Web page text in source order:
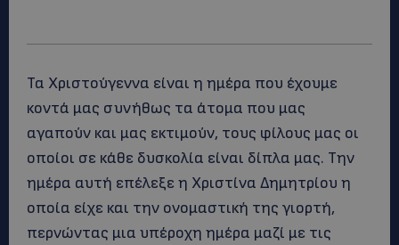
Τα Χριστούγεννα είναι η ημέρα που έχουμε
κοντά μας συνήθως τα άτομα που μας
αγαπούν και μας εκτιμούν, τους φίλους μας οι
οποίοι σε κάθε δυσκολία είναι δίπλα μας. Την
ημέρα αυτή επέλεξε η Χριστίνα Δημητρίου η
οποία είχε και την ονομαστική της γιορτή,
περνώντας μια υπέροχη ημέρα μαζί με τις